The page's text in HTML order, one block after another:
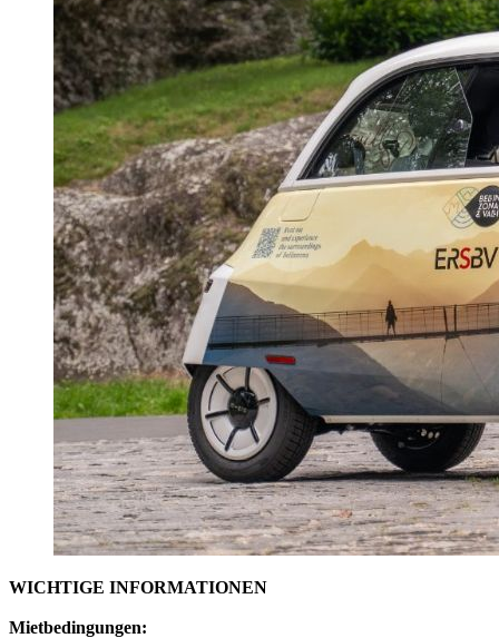
WICHTIGE INFORMATIONEN
Mietbedingungen: